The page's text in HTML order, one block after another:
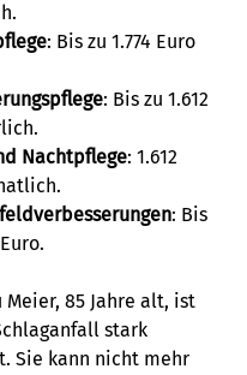
: Bis zu 1.774 Euro
: Bis zu 1.612
Nachtpflege: 1.612
: Bis
Meier, 85 Jahre alt, ist
stark
Sie kann nicht mehr